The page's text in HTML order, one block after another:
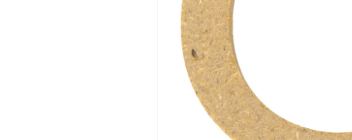
Zoomer sur l'image